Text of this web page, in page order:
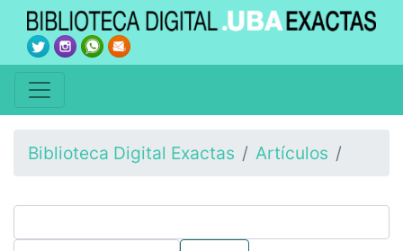
Biblioteca Digital Exactas Artículos